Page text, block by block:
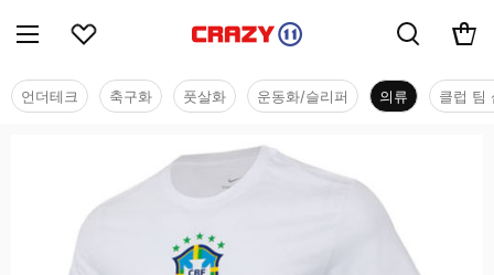
언더테크 축구화 풋살화 운동화/슬리퍼 의류 클럽 팀